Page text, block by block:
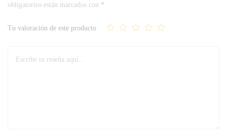
obligatorios están marcados con *
Tu valoración de este producto